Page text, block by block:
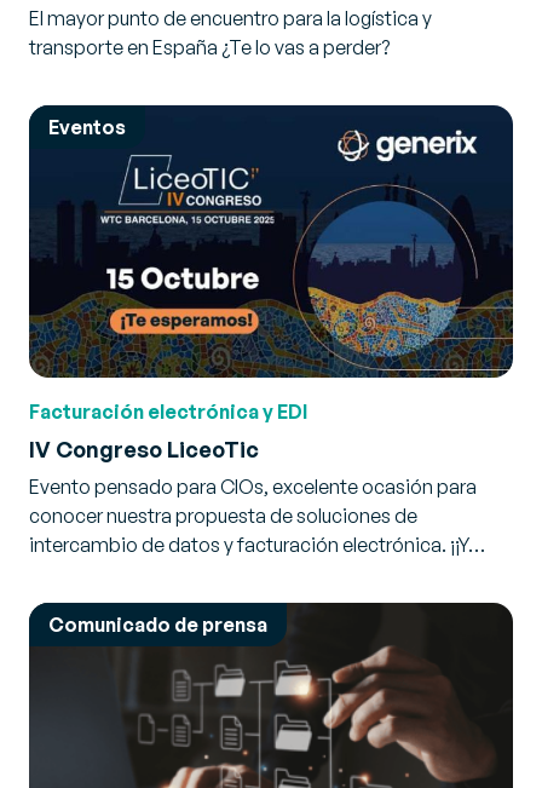
El mayor punto de encuentro para la logística y
transporte en España ¿Te lo vas a perder?
Eventos
Facturación electrónica y EDI
IV Congreso LiceoTic
Evento pensado para CIOs, excelente ocasión para
conocer nuestra propuesta de soluciones de
intercambio de datos y facturación electrónica. ¡¡Y…
Comunicado de prensa